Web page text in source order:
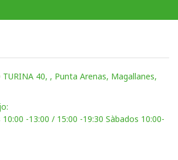
TURINA 40, , Punta Arenas, Magallanes,
-13:00 / 15:00 -19:30 Sàbados 10:00-